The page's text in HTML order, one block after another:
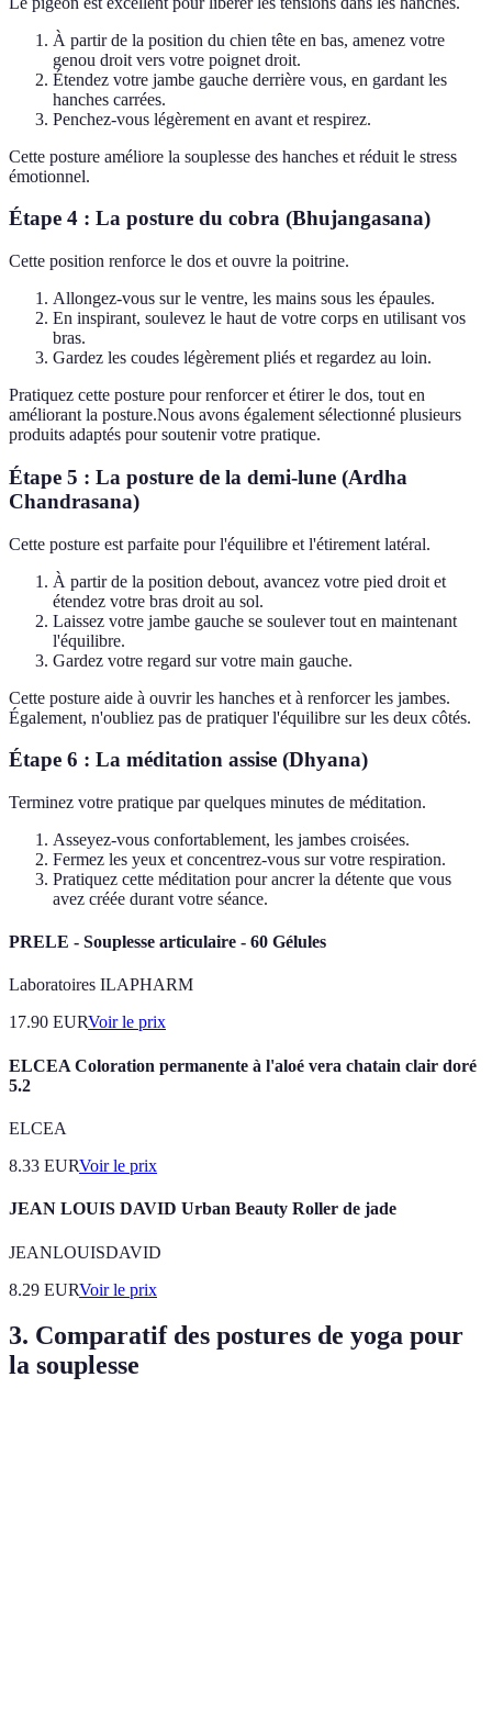
À partir de la position du chien tête en bas, amenez votre
genou droit vers votre poignet droit.
Étendez votre jambe gauche derrière vous, en gardant les
hanches carrées.
Penchez-vous légèrement en avant et respirez.
Cette posture améliore la souplesse des hanches et réduit le stress
émotionnel.
Étape 4 : La posture du cobra (Bhujangasana)
Cette position renforce le dos et ouvre la poitrine.
Allongez-vous sur le ventre, les mains sous les épaules.
En inspirant, soulevez le haut de votre corps en utilisant vos
bras.
Gardez les coudes légèrement pliés et regardez au loin.
Pratiquez cette posture pour renforcer et étirer le dos, tout en
améliorant la posture.Nous avons également sélectionné plusieurs
produits adaptés pour soutenir votre pratique.
Étape 5 : La posture de la demi-lune (Ardha
Chandrasana)
Cette posture est parfaite pour l'équilibre et l'étirement latéral.
À partir de la position debout, avancez votre pied droit et
étendez votre bras droit au sol.
Laissez votre jambe gauche se soulever tout en maintenant
l'équilibre.
Gardez votre regard sur votre main gauche.
Cette posture aide à ouvrir les hanches et à renforcer les jambes.
Également, n'oubliez pas de pratiquer l'équilibre sur les deux côtés.
Étape 6 : La méditation assise (Dhyana)
Terminez votre pratique par quelques minutes de méditation.
Asseyez-vous confortablement, les jambes croisées.
Fermez les yeux et concentrez-vous sur votre respiration.
Pratiquez cette méditation pour ancrer la détente que vous
avez créée durant votre séance.
PRELE - Souplesse articulaire - 60 Gélules
Laboratoires ILAPHARM
17.90 EURVoir le prix
ELCEA Coloration permanente à l'aloé vera chatain clair doré
5.2
ELCEA
8.33 EURVoir le prix
JEAN LOUIS DAVID Urban Beauty Roller de jade
JEANLOUISDAVID
8.29 EURVoir le prix
3. Comparatif des postures de yoga pour
la souplesse